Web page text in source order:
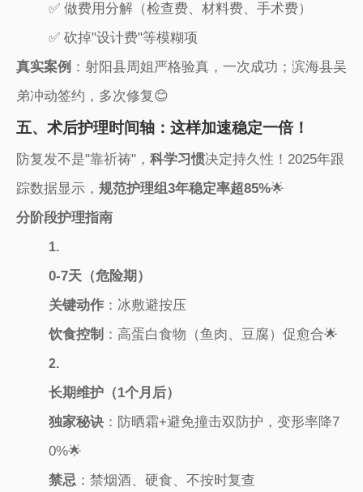
✅ 做费用分解（检查费、材料费、手术费）
✅ 砍掉"设计费"等模糊项
​真实案例​ ​：射阳县周姐严格验真，一次成功；滨海县吴
弟冲动签约，多次修复😊
五、术后护理时间轴：这样加速稳定一倍！
防复发不是"靠祈祷"，​ ​科学习惯​​决定持久性！2025年跟
踪数据显示，​ ​规范护理组3年稳定率超85%​​🌟
​分阶段护理指南​
1.
​0-7天（危险期）​
​关键动作​​：冰敷避按压
​饮食控制​ ​：高蛋白食物（鱼肉、豆腐）促愈合🌟
2.
​长期维护（1个月后）​
​独家秘诀​​：防晒霜+避免撞击双防护，变形率降7
0%🌟
​禁忌​​：禁烟酒、硬食、不按时复查